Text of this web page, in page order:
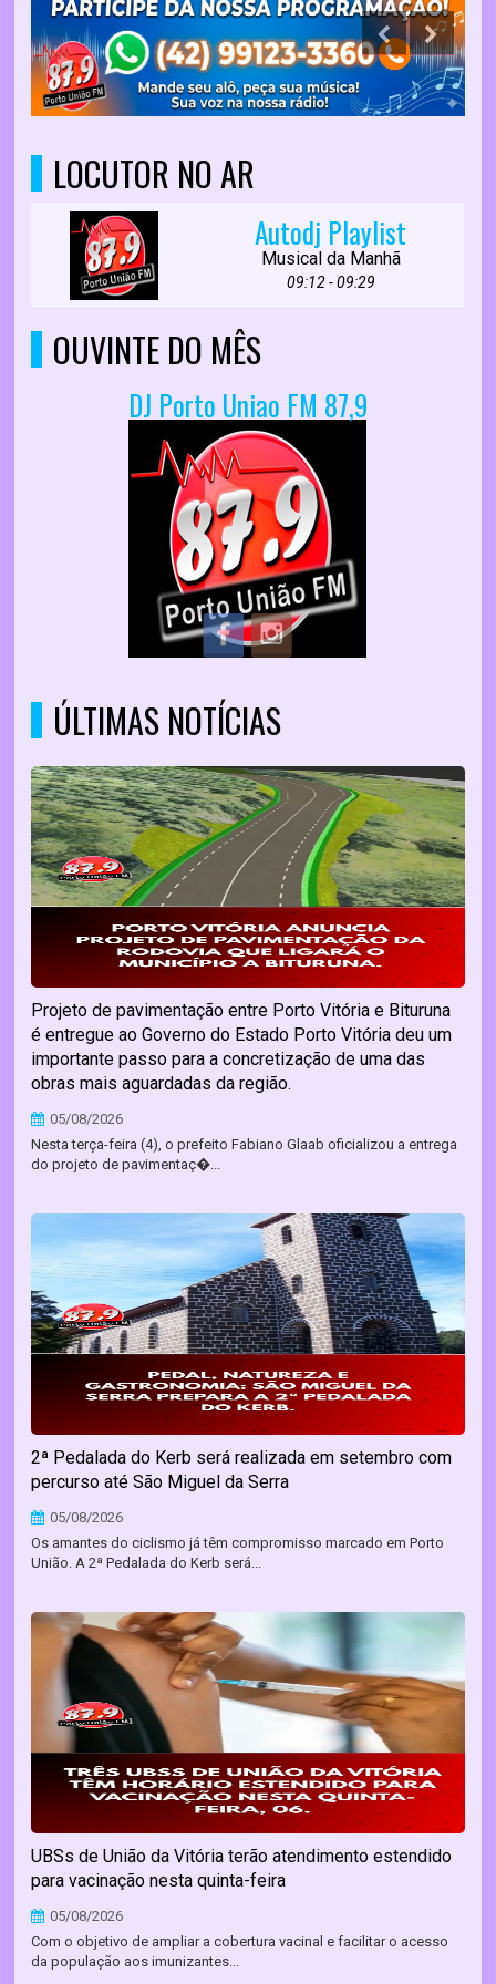
LOCUTOR NO AR
Autodj Playlist
Musical da Manhã
09:12 - 09:29
OUVINTE DO MÊS
DJ Porto Uniao FM 87,9
ÚLTIMAS NOTÍCIAS
Projeto de pavimentação entre Porto Vitória e Bituruna
é entregue ao Governo do Estado Porto Vitória deu um
importante passo para a concretização de uma das
obras mais aguardadas da região.
05/08/2026
Nesta terça-feira (4), o prefeito Fabiano Glaab oficializou a entrega
do projeto de pavimentaç�...
2ª Pedalada do Kerb será realizada em setembro com
percurso até São Miguel da Serra
05/08/2026
Os amantes do ciclismo já têm compromisso marcado em Porto
União. A 2ª Pedalada do Kerb será...
UBSs de União da Vitória terão atendimento estendido
para vacinação nesta quinta-feira
05/08/2026
Com o objetivo de ampliar a cobertura vacinal e facilitar o acesso
da população aos imunizantes...